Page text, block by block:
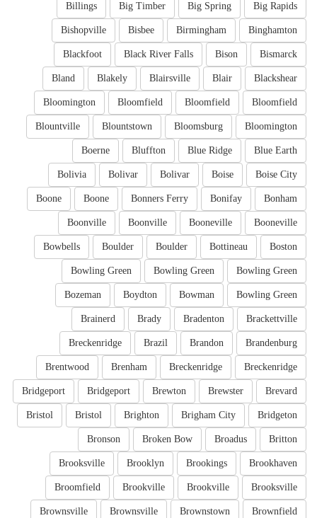
Big Rapids
Big Spring
Big Timber
Billings
Binghamton
Birmingham
Bisbee
Bishopville
Bismarck
Bison
Black River Falls
Blackfoot
Blackshear
Blair
Blairsville
Blakely
Bland
Bloomfield
Bloomfield
Bloomfield
Bloomington
Bloomington
Bloomsburg
Blountstown
Blountville
Blue Earth
Blue Ridge
Bluffton
Boerne
Boise City
Boise
Bolivar
Bolivar
Bolivia
Bonham
Bonifay
Bonners Ferry
Boone
Boone
Booneville
Booneville
Boonville
Boonville
Boston
Bottineau
Boulder
Boulder
Bowbells
Bowling Green
Bowling Green
Bowling Green
Bowling Green
Bowman
Boydton
Bozeman
Brackettville
Bradenton
Brady
Brainerd
Brandenburg
Brandon
Brazil
Breckenridge
Breckenridge
Breckenridge
Brenham
Brentwood
Brevard
Brewster
Brewton
Bridgeport
Bridgeport
Bridgeton
Brigham City
Brighton
Bristol
Bristol
Britton
Broadus
Broken Bow
Bronson
Brookhaven
Brookings
Brooklyn
Brooksville
Brooksville
Brookville
Brookville
Broomfield
Brownfield
Brownstown
Brownsville
Brownsville